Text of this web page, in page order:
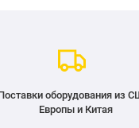
оборудования из
Европы и Китая